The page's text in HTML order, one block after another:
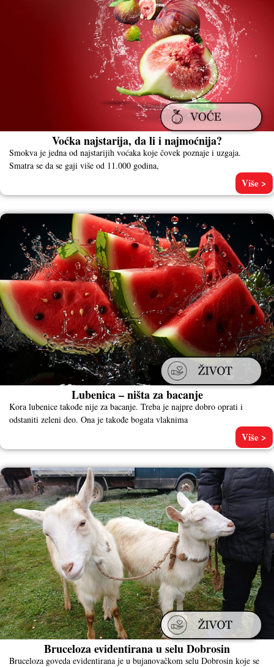
Voćka najstarija, da li i najmoćnija?
Smokva je jedna od najstarijih voćaka koje čovek poznaje i uzgaja.
Smatra se da se gaji više od 11.000 godina,
Više >
Lubenica – ništa za bacanje
Kora lubenice takođe nije za bacanje. Treba je najpre dobro oprati i
odstaniti zeleni deo. Ona je takođe bogata vlaknima
Više >
Bruceloza evidentirana u selu Dobrosin
Bruceloza goveda evidentirana je u bujanovačkom selu Dobrosin koje se